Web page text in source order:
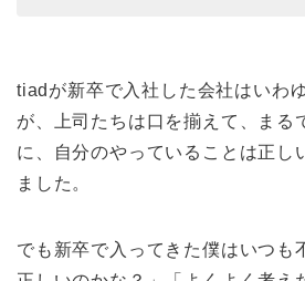
tiadが新卒で入社した会社はいわ
が、上司たちは口を揃えて、まる
に、自分のやっていることは正し
ました。
でも新卒で入ってきた僕はいつも